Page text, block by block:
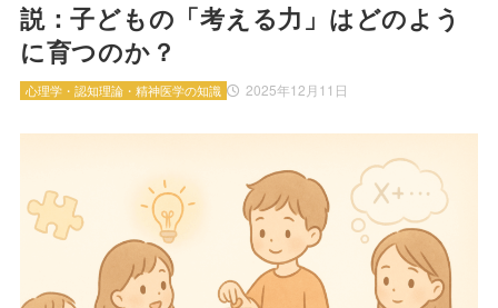
説：子どもの「考える力」はどのよう
に育つのか？
2025年12月11日
心理学・認知理論・精神医学の知識